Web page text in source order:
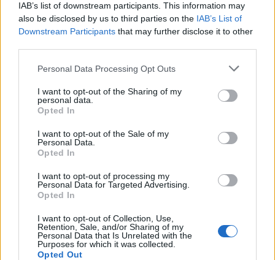
IAB’s list of downstream participants. This information may
also be disclosed by us to third parties on the IAB’s List of
Downstream Participants that may further disclose it to other
Personal Data Processing Opt Outs
I want to opt-out of the Sharing of my
personal data.
Opted In
I want to opt-out of the Sale of my
Personal Data.
Opted In
I want to opt-out of processing my
Personal Data for Targeted Advertising.
Opted In
I want to opt-out of Collection, Use,
Retention, Sale, and/or Sharing of my
Personal Data that Is Unrelated with the
Purposes for which it was collected.
Opted Out
VECKOMATSEDEL
Måndag :
Onsdag :Mozzarellagratinerad kassler
Torsdag :